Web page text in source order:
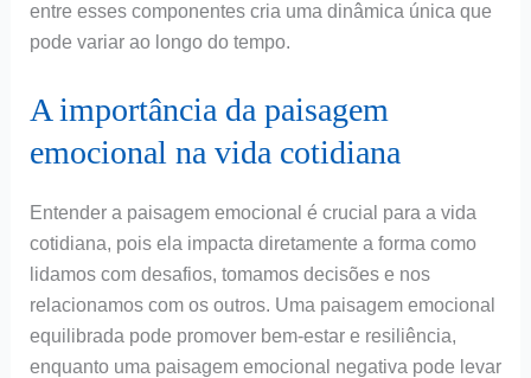
entre esses componentes cria uma dinâmica única que
pode variar ao longo do tempo.
A importância da paisagem
emocional na vida cotidiana
Entender a paisagem emocional é crucial para a vida
cotidiana, pois ela impacta diretamente a forma como
lidamos com desafios, tomamos decisões e nos
relacionamos com os outros. Uma paisagem emocional
equilibrada pode promover bem-estar e resiliência,
enquanto uma paisagem emocional negativa pode levar